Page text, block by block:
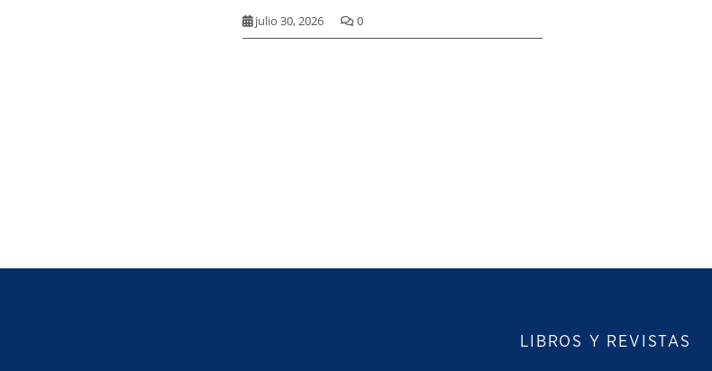
julio 30, 2026 0
LIBROS Y REVISTAS